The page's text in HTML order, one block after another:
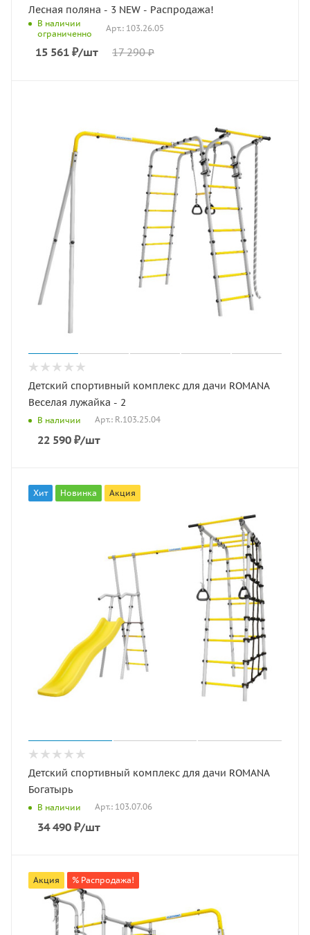
Лесная поляна - 3 NEW - Распродажа!
В наличии
ограниченно
Арт.: 103.26.05
15 561 ₽/шт 17 290₽
Детский спортивный комплекс для дачи ROMANA
Веселая лужайка - 2
В наличии Арт.: R.103.25.04
22 590 ₽/шт
Хит Новинка Акция
Детский спортивный комплекс для дачи ROMANA
Богатырь
В наличии Арт.: 103.07.06
34 490 ₽/шт
Акция % Распродажа!